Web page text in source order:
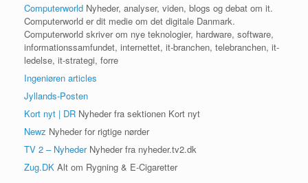
Computerworld Nyheder, analyser, viden, blogs og debat om it.
Computerworld er dit medie om det digitale Danmark.
Computerworld skriver om nye teknologier, hardware, software,
informationssamfundet, internettet, it-branchen, telebranchen, it-
ledelse, it-strategi, forre
Ingeniøren articles
Jyllands-Posten
Kort nyt | DR Nyheder fra sektionen Kort nyt
Newz Nyheder for rigtige nørder
TV 2 – NyhederNyheder fra nyheder.tv2.dk
Zug.DK Alt om Rygning & E-Cigaretter